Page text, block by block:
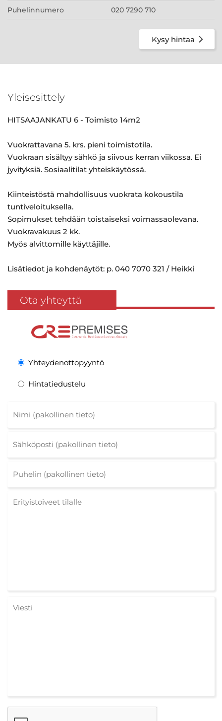
Puhelinnumero 020 7290 710
Kysy hintaa
Yleisesittely
HITSAAJANKATU 6 - Toimisto 14m2
Vuokrattavana 5. krs. pieni toimistotila.
Vuokraan sisältyy sähkö ja siivous kerran viikossa. Ei
jyvityksiä. Sosiaalitilat yhteiskäytössä.
Kiinteistöstä mahdollisuus vuokrata kokoustila
tuntiveloituksella.
Sopimukset tehdään toistaiseksi voimassaolevana.
Vuokravakuus 2 kk.
Myös alvittomille käyttäjille.
Lisätiedot ja kohdenäytöt: p. 040 7070 321 / Heikki
Ota yhteyttä
Yhteydenottopyyntö
Hintatiedustelu